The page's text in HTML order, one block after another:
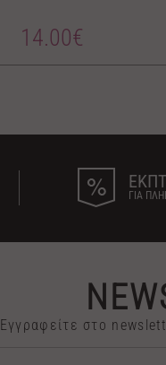
14.00€
ΓΙΑ
Εγγραφείτε στο